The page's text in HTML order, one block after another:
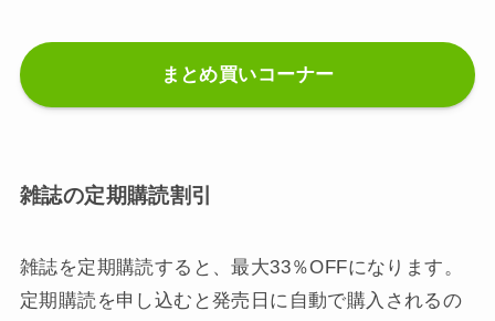
まとめ買いコーナー
雑誌の定期購読割引
雑誌を定期購読すると、最大33％OFFになります。
定期購読を申し込むと発売日に自動で購入されるの